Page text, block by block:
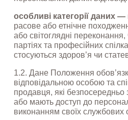
особливі категорії даних —
расове або етнічне
або світоглядні
партіях та професійних
стосуються здоров’я чи
1.2. Дане Положення
відповідальною особою та
продавця, які безпосередньо
або мають доступ до
виконанням своїх службових